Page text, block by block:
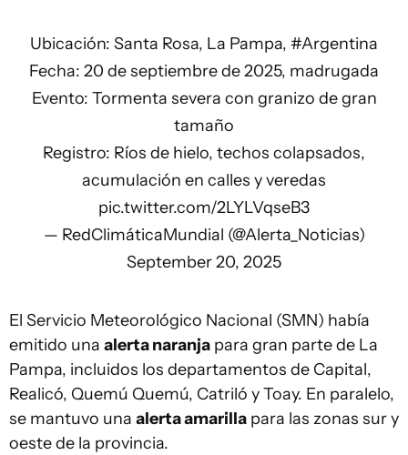
Ubicación: Santa Rosa, La Pampa, #Argentina
Fecha: 20 de septiembre de 2025, madrugada
Evento: Tormenta severa con granizo de gran
tamaño
Registro: Ríos de hielo, techos colapsados,
acumulación en calles y veredas
pic.twitter.com/2LYLVqseB3
— RedClimáticaMundial (@Alerta_Noticias)
September 20, 2025
El Servicio Meteorológico Nacional (SMN) había
emitido una alerta naranja para gran parte de La
Pampa, incluidos los departamentos de Capital,
Realicó, Quemú Quemú, Catriló y Toay. En paralelo,
se mantuvo una alerta amarilla para las zonas sur y
oeste de la provincia.